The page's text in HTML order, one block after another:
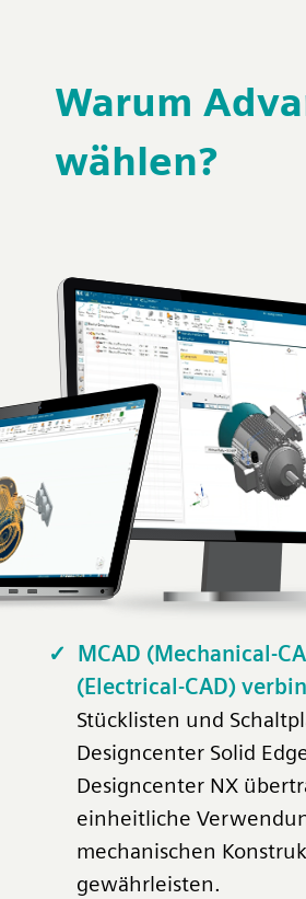
Warum
wählen?
MCAD (Mechanical-
(Electrical-CAD)
Stücklisten und
Designcenter Solid
Designcenter NX
einheitliche
mechanischen
gewährleisten.